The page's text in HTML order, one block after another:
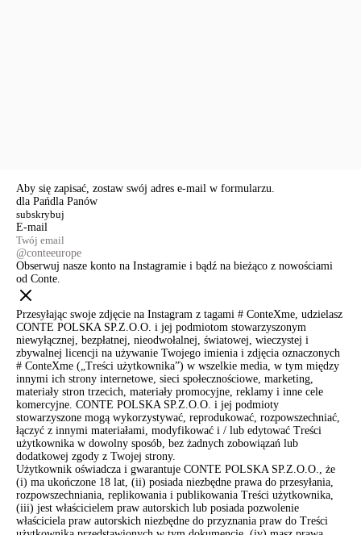
Aby się zapisać, zostaw swój adres e-mail w formularzu.
dla Pańdla Panów
E-mail
@conteeurope
Obserwuj nasze konto na Instagramie i bądź na bieżąco z nowościami
od Conte.
Przesyłając swoje zdjęcie na Instagram z tagami # ConteXme, udzielasz
CONTE POLSKA SP.Z.O.O. i jej podmiotom stowarzyszonym
niewyłącznej, bezpłatnej, nieodwołalnej, światowej, wieczystej i
zbywalnej licencji na używanie Twojego imienia i zdjęcia oznaczonych
# ConteXme („Treści użytkownika”) w wszelkie media, w tym między
innymi ich strony internetowe, sieci społecznościowe, marketing,
materiały stron trzecich, materiały promocyjne, reklamy i inne cele
komercyjne. CONTE POLSKA SP.Z.O.O. i jej podmioty
stowarzyszone mogą wykorzystywać, reprodukować, rozpowszechniać,
łączyć z innymi materiałami, modyfikować i / lub edytować Treści
użytkownika w dowolny sposób, bez żadnych zobowiązań lub
dodatkowej zgody z Twojej strony.
Użytkownik oświadcza i gwarantuje CONTE POLSKA SP.Z.O.O., że
(i) ma ukończone 18 lat, (ii) posiada niezbędne prawa do przesyłania,
rozpowszechniania, replikowania i publikowania Treści użytkownika,
(iii) jest właścicielem praw autorskich lub posiada pozwolenie
właściciela praw autorskich niezbędne do przyznania praw do Treści